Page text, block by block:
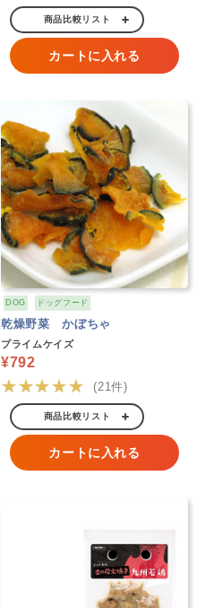
商品比較リスト
カートに入れる
DOG ドッグフード
乾燥野菜 かぼちゃ
プライムケイズ
¥792
★★★★★ (21件)
商品比較リスト
カートに入れる